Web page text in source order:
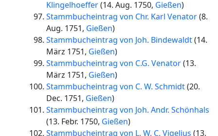
Klingelhoeffer(14. Aug. 1750, Gießen)
Stammbucheintrag von Chr. Karl Venator(8.
Aug. 1751, Gießen)
Stammbucheintrag von Joh. Bindewaldt(14.
März 1751, Gießen)
Stammbucheintrag von C.G. Venator(13.
März 1751, Gießen)
Stammbucheintrag von C. W. Schmidt(20.
Dec. 1751, Gießen)
Stammbucheintrag von Joh. Andr. Schönhals
(13. Febr. 1750, Gießen)
Stammbucheintrag von L. W. C. Vigelius (13.